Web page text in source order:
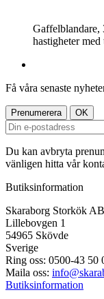
Gaffelblandare,
hastigheter med
Få våra senaste
Du kan avbryta
vänligen hitta vår
Butiksinformation
Skaraborg Storkök AB
Lillebovgen 1
54965 Skövde
Sverige
Ring oss: 0500-43 50
Maila oss:
Butiksinformation